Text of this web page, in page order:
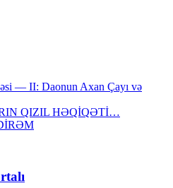
— II: Daonun Axan Çayı və
QIZIL HƏQİQƏTİ…